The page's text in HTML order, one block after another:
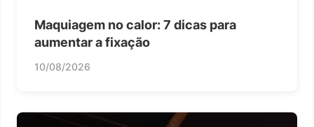
Maquiagem no calor: 7 dicas para
aumentar a fixação
10/08/2026